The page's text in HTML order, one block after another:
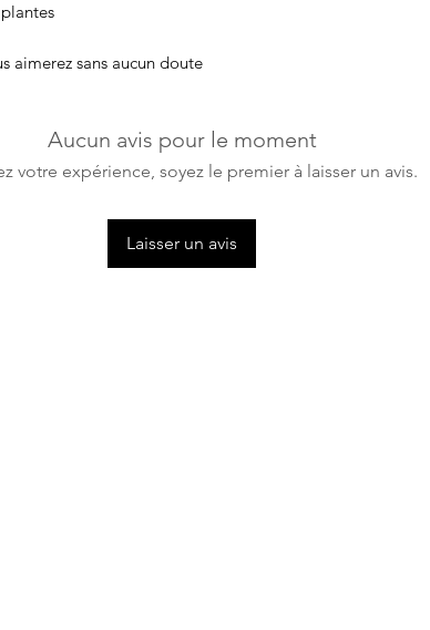
aimerez sans aucun doute
Aucun avis pour le moment
votre expérience, soyez le premier à laisser un avis.
Laisser un avis